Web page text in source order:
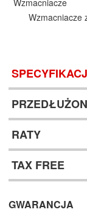
Wzmacniacze
RATY
TAX FREE
GWARANCJA